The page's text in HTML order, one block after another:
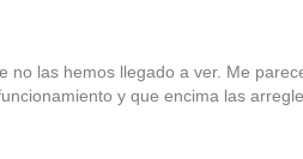
no las hemos llegado a ver. Me
y que encima las